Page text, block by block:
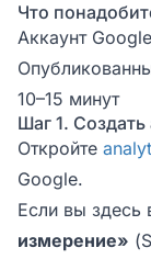
Что
Аккаунт
10–15 минут
Шаг 1.
Откройте
Google.
Если вы здесь
измерение»